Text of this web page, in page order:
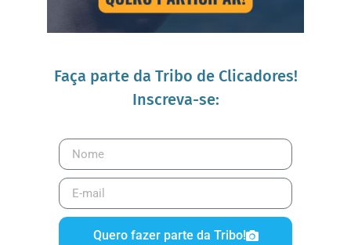
Faça parte da Tribo de Clicadores!
Inscreva-se:
Quero fazer parte da Tribo!